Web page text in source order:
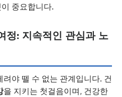
중요합니다.
정: 지속적인 관심과 노
려야 뗄 수 없는 관계입니다. 건
을 지키는 첫걸음이며, 건강한